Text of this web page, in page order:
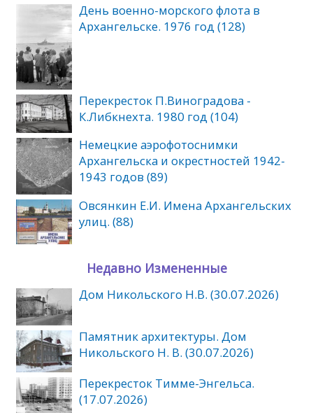
День военно-морского флота в
Архангельске. 1976 год (128)
Перекресток П.Виноградова -
К.Либкнехта. 1980 год (104)
Немецкие аэрофотоснимки
Архангельска и окрестностей 1942-
1943 годов (89)
Овсянкин Е.И. Имена Архангельских
улиц. (88)
Недавно Измененные
Дом Никольского Н.В. (30.07.2026)
Памятник архитектуры. Дом
Никольского Н. В. (30.07.2026)
Перекресток Тимме-Энгельса.
(17.07.2026)